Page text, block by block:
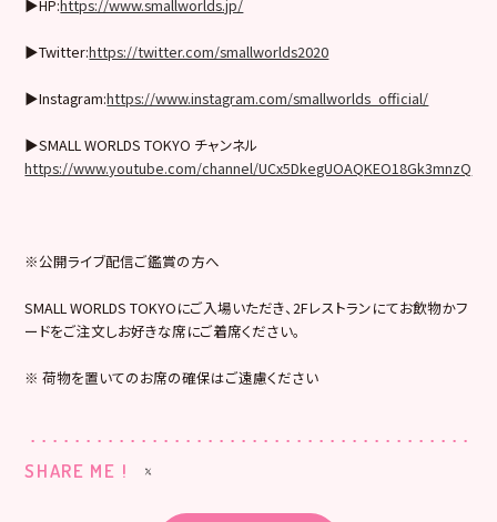
▶︎HP:https://www.smallworlds.jp/
▶︎Twitter:https://twitter.com/smallworlds2020
▶︎Instagram:https://www.instagram.com/smallworlds_official/
▶︎SMALL WORLDS TOKYO チャンネル
https://www.youtube.com/channel/UCx5DkegUOAQKEO18Gk3mnzQ
※公開ライブ配信ご鑑賞の方へ
SMALL WORLDS TOKYOにご入場いただき、2Fレストランにてお飲物かフ
ードをご注文しお好きな席にご着席ください。
※ 荷物を置いてのお席の確保はご遠慮ください
SHARE ME !